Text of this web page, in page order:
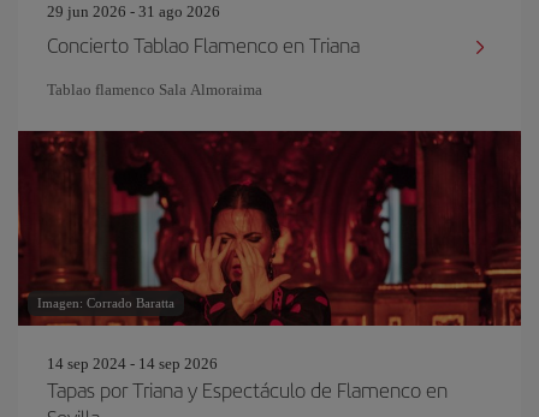
29 jun 2026 - 31 ago 2026
Concierto Tablao Flamenco en Triana
Tablao flamenco Sala Almoraima
Imagen: Corrado Baratta
14 sep 2024 - 14 sep 2026
Tapas por Triana y Espectáculo de Flamenco en